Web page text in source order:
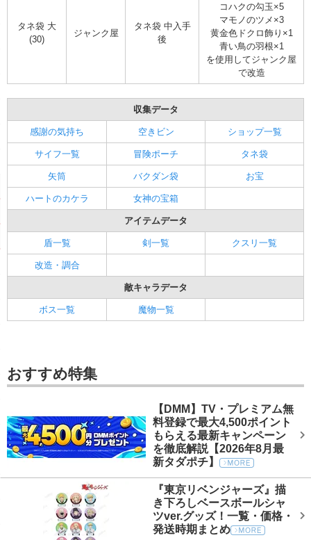
タネ袋 大
(30)
ジャンク屋
タネ袋 中入手
後
コハクの勾玉×5
マモノのツメ×3
黄金色ドクロ飾り×1
青い鳥の羽根×1
を使用してジャンク屋
で改造
収集データ
感謝の気持ち 空きビン ショップ一覧
サイフ一覧 冒険ポーチ タネ袋
矢筒 バクダン袋 お宝
ハートのカケラ 女神の宝箱
アイテムデータ
盾一覧 剣一覧 クスリ一覧
改造・調合
敵キャラデータ
ボス一覧 魔物一覧
おすすめ特集
【DMM】TV・プレミアム無
料登録で最大4,500ポイント
もらえる最新キャンペーン
を徹底解説【2026年8月最
新タダポチ】
『東京リベンジャーズ』描
き下ろしベースボールシャ
ツver.グッズ！一覧・価格・
発送時期まとめ